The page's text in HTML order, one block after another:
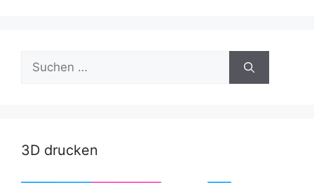
Suche
nach:
3D drucken